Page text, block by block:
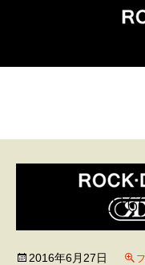
2016年6月27日